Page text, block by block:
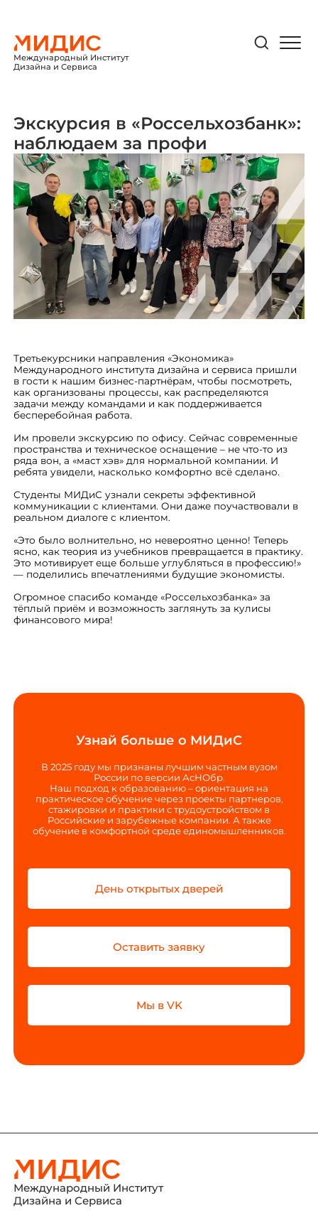
Международный Институт
Дизайна и Сервиса
Экскурсия в «Россельхозбанк»:
наблюдаем за профи
Третьекурсники направления «Экономика»
Международного института дизайна и сервиса пришли
в гости к нашим бизнес-партнёрам, чтобы посмотреть,
как организованы процессы, как распределяются
задачи между командами и как поддерживается
бесперебойная работа.
Им провели экскурсию по офису. Сейчас современные
пространства и техническое оснащение – не что-то из
ряда вон, а «маст хэв» для нормальной компании. И
ребята увидели, насколько комфортно всё сделано.
Студенты МИДиС узнали секреты эффективной
коммуникации с клиентами. Они даже поучаствовали в
реальном диалоге с клиентом.
«Это было волнительно, но невероятно ценно! Теперь
ясно, как теория из учебников превращается в практику.
Это мотивирует еще больше углубляться в профессию!»
— поделились впечатлениями будущие экономисты.
Огромное спасибо команде «Россельхозбанка» за
тёплый приём и возможность заглянуть за кулисы
финансового мира!
Узнай больше о МИДиС
В 2025 году мы признаны лучшим частным вузом
России по версии АсНОбр.
Наш подход к образованию – ориентация на
практическое обучение через проекты партнеров,
стажировки и практики с трудоустройством в
Российские и зарубежные компании. А также
обучение в комфортной среде единомышленников.
День открытых дверей
Оставить заявку
Мы в VK
Международный Институт
Дизайна и Сервиса